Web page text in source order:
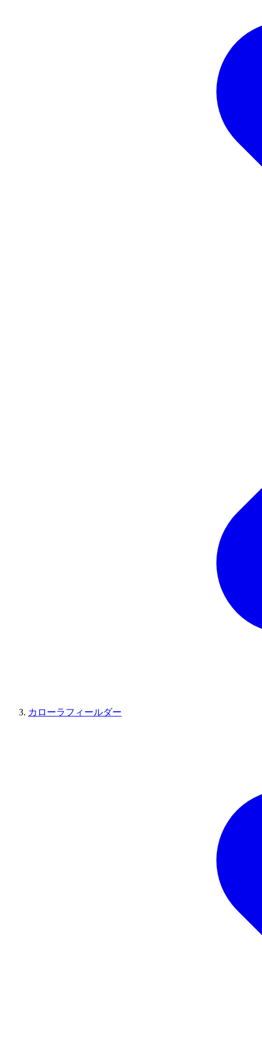
カローラフィールダー